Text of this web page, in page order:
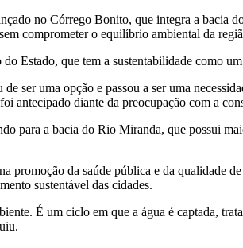
no Córrego Bonito, que integra a bacia
comprometer o equilíbrio ambiental da
Estado, que tem a sustentabilidade como
ser uma opção e passou a ser uma
antecipado diante da preocupação com a
para a bacia do Rio Miranda, que possui
promoção da saúde pública e da qualidade
sustentável das cidades.
É um ciclo em que a água é captada,